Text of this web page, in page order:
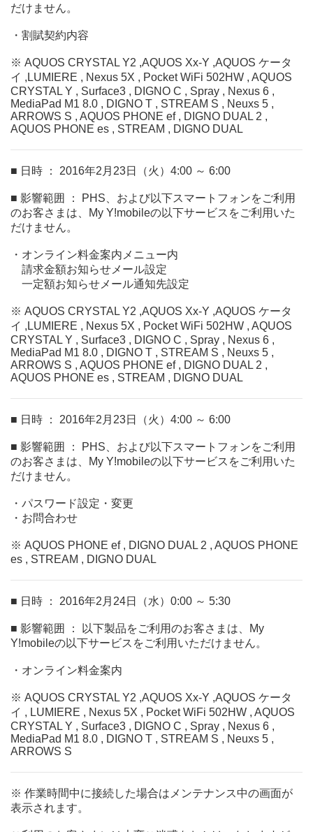
だけません。
・割賦契約内容
※ AQUOS CRYSTAL Y2 ,AQUOS Xx-Y ,AQUOS ケータ
イ ,LUMIERE , Nexus 5X , Pocket WiFi 502HW , AQUOS
CRYSTAL Y , Surface3 , DIGNO C , Spray , Nexus 6 ,
MediaPad M1 8.0 , DIGNO T , STREAM S , Neuxs 5 ,
ARROWS S , AQUOS PHONE ef , DIGNO DUAL 2 ,
AQUOS PHONE es , STREAM , DIGNO DUAL
■ 日時 ： 2016年2月23日（火）4:00 ～ 6:00
■ 影響範囲 ： PHS、および以下スマートフォンをご利用
のお客さまは、My Y!mobileの以下サービスをご利用いた
だけません。
・オンライン料金案内メニュー内
請求金額お知らせメール設定
一定額お知らせメール通知先設定
※ AQUOS CRYSTAL Y2 ,AQUOS Xx-Y ,AQUOS ケータ
イ ,LUMIERE , Nexus 5X , Pocket WiFi 502HW , AQUOS
CRYSTAL Y , Surface3 , DIGNO C , Spray , Nexus 6 ,
MediaPad M1 8.0 , DIGNO T , STREAM S , Neuxs 5 ,
ARROWS S , AQUOS PHONE ef , DIGNO DUAL 2 ,
AQUOS PHONE es , STREAM , DIGNO DUAL
■ 日時 ： 2016年2月23日（火）4:00 ～ 6:00
■ 影響範囲 ： PHS、および以下スマートフォンをご利用
のお客さまは、My Y!mobileの以下サービスをご利用いた
だけません。
・パスワード設定・変更
・お問合わせ
※ AQUOS PHONE ef , DIGNO DUAL 2 , AQUOS PHONE
es , STREAM , DIGNO DUAL
■ 日時 ： 2016年2月24日（水）0:00 ～ 5:30
■ 影響範囲 ： 以下製品をご利用のお客さまは、My
Y!mobileの以下サービスをご利用いただけません。
・オンライン料金案内
※ AQUOS CRYSTAL Y2 ,AQUOS Xx-Y ,AQUOS ケータ
イ , LUMIERE , Nexus 5X , Pocket WiFi 502HW , AQUOS
CRYSTAL Y , Surface3 , DIGNO C , Spray , Nexus 6 ,
MediaPad M1 8.0 , DIGNO T , STREAM S , Neuxs 5 ,
ARROWS S
※ 作業時間中に接続した場合はメンテナンス中の画面が
表示されます。